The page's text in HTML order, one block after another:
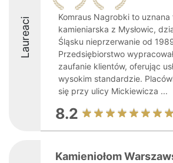
Laureaci
Komraus Nagrobki to uznana
kamieniarska z Mysłowic,
Śląsku nieprzerwanie od
Przedsiębiorstwo
zaufanie klientów, oferując
wysokim standardzie.
się przy ulicy Mickiewicza ...
8.2
Kamieniołom